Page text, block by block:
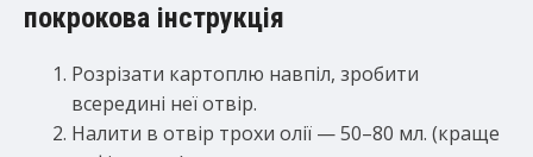
покрокова інструкція
Розрізати картоплю навпіл, зробити
всередині неї отвір.
Налити в отвір трохи олії — 50–80 мл. (краще